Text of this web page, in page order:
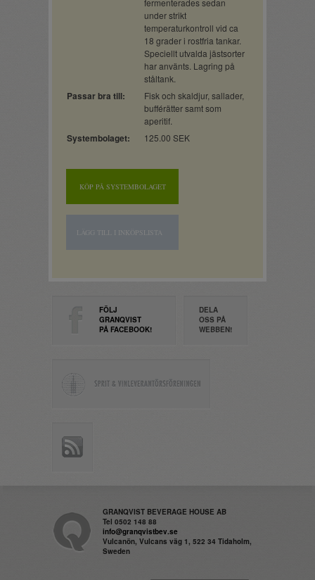
fermenterades sedan
under strikt
temperaturkontroll vid ca
18 grader i rostfria tankar.
Speciellt utvalda jästsorter
har använts. Lagring på
ståltank.
Passar bra till:
Fisk och skaldjur, sallader,
bufférätter samt som
aperitif.
Systembolaget: 125.00 SEK
KÖP PÅ SYSTEMBOLAGET
LÄGG TILL I INKÖPSLISTA
FÖLJ
GRANQVIST
PÅ FACEBOOK!
DELA
OSS PÅ
WEBBEN!
GRANQVIST BEVERAGE HOUSE AB
Tel 0502 148 88
info@granqvistbev.se
Vulcanön, Vulcans väg 1, 522 34 Tidaholm,
Sweden